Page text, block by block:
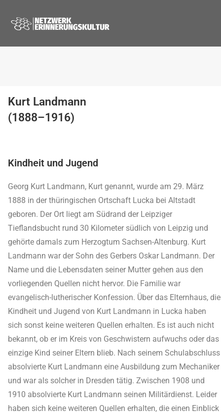
Kurt Landmann
(1888–1916)
Kindheit und Jugend
Georg Kurt Landmann, Kurt genannt, wurde am 29. März
1888 in der thüringischen Ortschaft Lucka bei Altstadt
geboren. Der Ort liegt am Südrand der Leipziger
Tieflandsbucht rund 30 Kilometer südlich von Leipzig und
gehörte damals zum Herzogtum Sachsen-Altenburg. Kurt
Landmann war der Sohn des Gerbers Oskar Landmann. Der
Name und die Lebensdaten seiner Mutter gehen aus den
vorliegenden Quellen nicht hervor. Die Familie war
evangelisch-lutherischer Konfession. Über das Elternhaus, die
Kindheit und Jugend von Kurt Landmann in Lucka haben
sich sonst keine weiteren Quellen erhalten. Es ist auch nicht
bekannt, ob er im Kreis von Geschwistern aufwuchs oder das
einzige Kind seiner Eltern blieb. Nach seinem Schulabschluss
absolvierte Kurt Landmann eine Ausbildung zum Mechaniker
und war als solcher in Dresden tätig. Zwischen 1908 und
1910 absolvierte Kurt Landmann seinen Militärdienst. Leider
haben sich keine weiteren Quellen erhalten, die einen Einblick